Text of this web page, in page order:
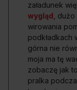
Czy w tej
które będzie
przeze mnie
Czy podczas
załadunek
wygląd , dużo
wirowania
podkładkach
górna nie
moja ma tę
zobaczę jak
pralka